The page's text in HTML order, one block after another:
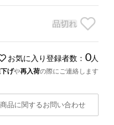
品切れ
お気に入り登録者数： 0人
げや再入荷の際にご連絡します
商品に関するお問い合わせ